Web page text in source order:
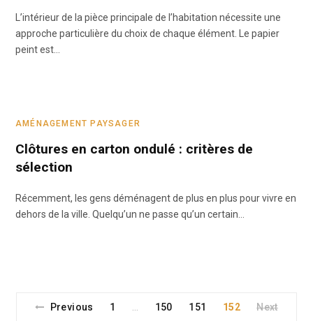
L’intérieur de la pièce principale de l’habitation nécessite une
approche particulière du choix de chaque élément. Le papier
peint est…
AMÉNAGEMENT PAYSAGER
Clôtures en carton ondulé : critères de
sélection
Récemment, les gens déménagent de plus en plus pour vivre en
dehors de la ville. Quelqu’un ne passe qu’un certain…
Previous 1 … 150 151 152 Next